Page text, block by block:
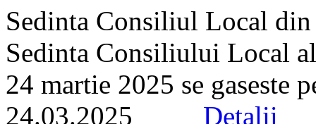
Sedinta Consiliul Local
Sedinta Consiliului Local
24 martie 2025 se gaseste
24.03.2025 Detalii